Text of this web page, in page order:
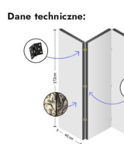
Dane techniczne: